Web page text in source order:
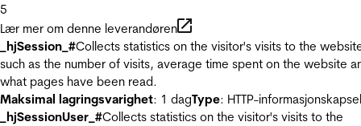
5
Lær mer om denne leverandøren
_hjSession_#Collects statistics on the visitor's visits to the
such as the number of visits, average time spent on the website
what pages have been read.
Maksimal lagringsvarighet: 1 dagType: HTTP-informasjonskapsel
_hjSessionUser_#Collects statistics on the visitor's visits to the